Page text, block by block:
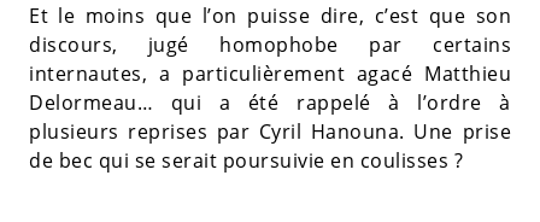
Et le moins que l’on puisse dire, c’est que son
discours, jugé homophobe par certains
internautes, a particulièrement agacé Matthieu
Delormeau… qui a été rappelé à l’ordre à
plusieurs reprises par Cyril Hanouna. Une prise
de bec qui se serait poursuivie en coulisses ?